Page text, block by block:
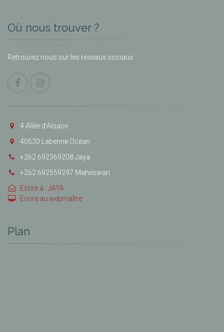
Où nous trouver ?
Retrouvez nous sur les réseaux sociaux.
4 Allée d’Alsace
40530 Labenne Océan
+262 692369208 Jaya
+262 692559297 Maheswari
Ecrire à : JAYA
Ecrire au webmaître
Plan